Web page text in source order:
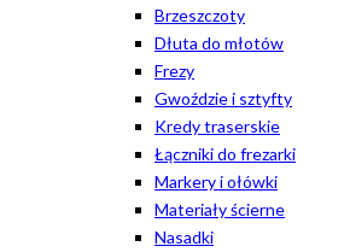
Brzeszczoty
Dłuta do młotów
Frezy
Gwoździe i sztyfty
Kredy traserskie
Łączniki do frezarki
Markery i ołówki
Materiały ścierne
Nasadki